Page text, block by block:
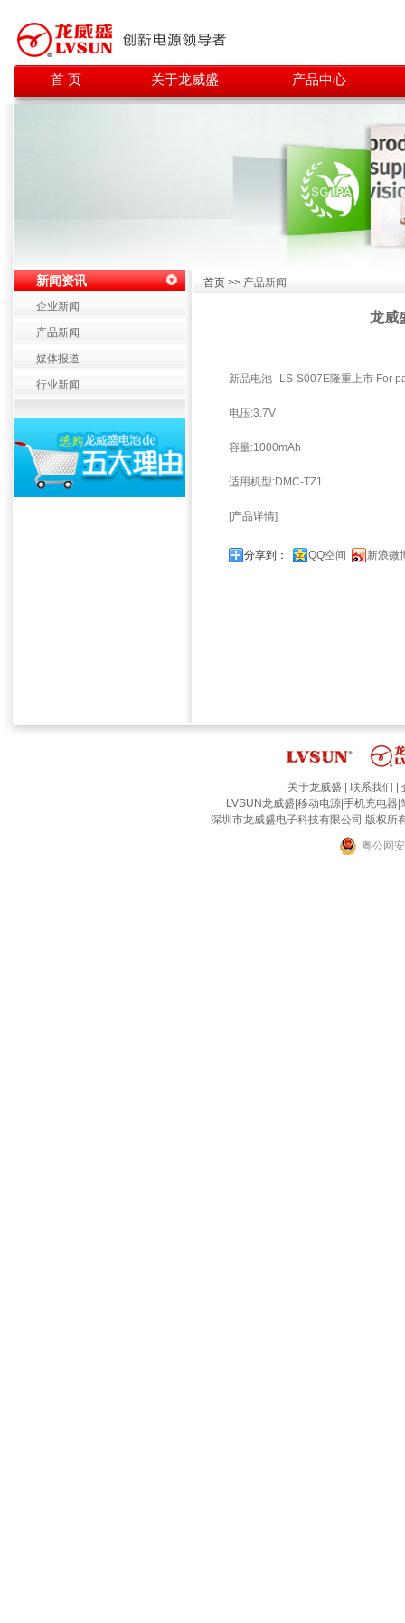
首 页 关于龙威盛 产品中心
新闻资讯
企业新闻
产品新闻
媒体报道
行业新闻
首页 >> 产品新闻
龙威
新品电池--LS-S007E隆重上市 For
电压:3.7V
容量:1000mAh
适用机型:DMC-TZ1
[产品详情]
分享到： QQ空间 新浪微
关于龙威盛 联系我们
LVSUN龙威盛 移动电源 手机充电器
深圳市龙威盛电子科技有限公司 版权
粤公网